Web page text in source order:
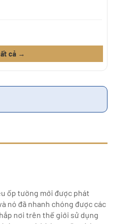
cả →
ốp tường mới được phát
nó đã nhanh chóng được các
nơi trên thế giới sử dụng